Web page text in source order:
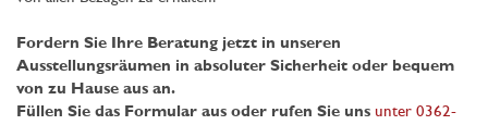
Fordern Sie Ihre Beratung jetzt in unseren
Ausstellungsräumen in absoluter Sicherheit oder bequem
von zu Hause aus an.
Füllen Sie das Formular aus oder rufen Sie uns unter 0362-